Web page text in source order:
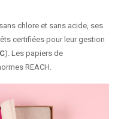
chlore et sans acide, ses
certifiées pour leur gestion
). Les papiers de
REACH.